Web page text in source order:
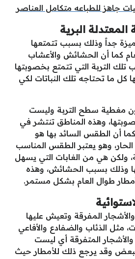
جاهز للطباعه متكامل العناصر
البرية
جداً وذلك بسبب تتمتعها
كما أن الحشائش والأعشاب
تلك التربة التي تتمتع بخصوبتها
كل ما تحتاجه تلك النباتات لكي
مغطية سطح التربة وليست
وهذه المناطق تنتشر في
كما أن الطقس السائد بها هو
الحار، وهو يعتبر الطقس المناسب
ولكن هي من الغابات التي يسهل
وذلك بسبب الحشائش، وهذه
طوال العام بشكل مستمر.
المفرقة وتعيش عليها
مثل الذئاب والضفادع والأفاعي
المتفرقة أي ليست
وقد يرجع ذلك للأمطار حيث